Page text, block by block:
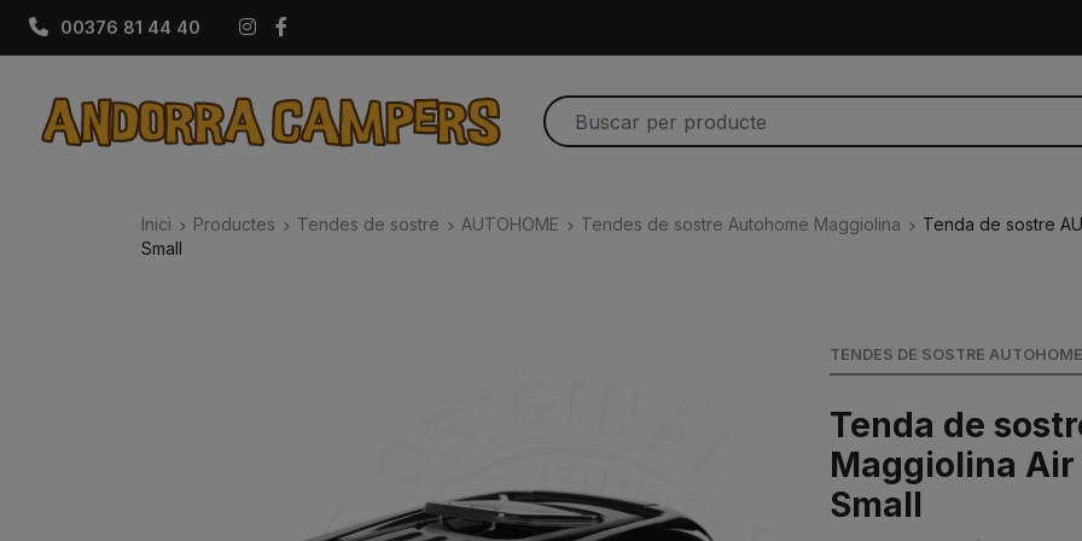
00376 81 44 40 Instagram
Inici Productes Tendes de sostre AUTOHOME Tendes de sostre Autohome Maggiolina
Tenda de sostre
Small
TENDES DE SOSTRE
Tenda de
Maggiolina
Small